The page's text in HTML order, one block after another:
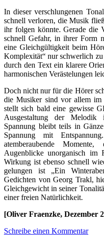
In dieser verschlungenen
schnell verloren, die Musik
ihr folgen könnte. Gerade die
schnell Gefahr, in ihrer Form
eine Gleichgültigkeit beim
Komplexität“ nur schwerlich
durch den Text ein klarere
harmonischen Verästelungen
Doch nicht nur für die Hörer
die Musiker sind vor allem
stellt sich bald eine gewisse
Ausgestaltung der
Spannung bleibt teils in
Spannung mit
atemberaubende
Augenblicke unorganisch im
Wirkung ist ebenso schnell
gelungen ist „Ein
Gedichten von Georg Trakl,
Gleichgewicht in seiner
einer freien Natürlichkeit.
[Oliver Fraenzke, Dezember
Schreibe einen Kommentar